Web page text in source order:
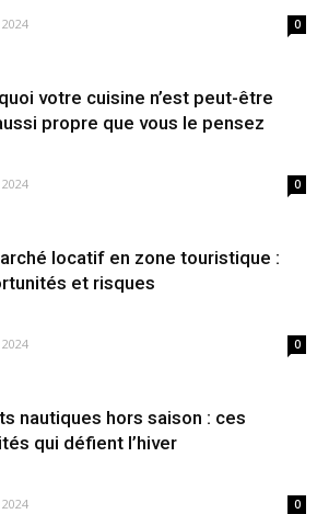
0
votre cuisine n’est peut-être
propre que vous le pensez
0
locatif en zone touristique :
et risques
0
nautiques hors saison : ces
qui défient l’hiver
0